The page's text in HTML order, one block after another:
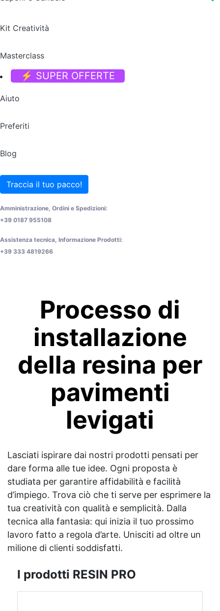
Kit Creatività
Masterclass
⚡ SUPER OFFERTE
Aiuto
Preferiti
Blog
Traccia il tuo pacco!
Amministrazione, Ordini e Spedizioni:
+39 0187 955108
Assistenza tecnica, Informazione Prodotti:
+39 333 4819266
Processo di
installazione
della resina per
pavimenti
levigati
Lasciati ispirare dai nostri prodotti pensati per
dare forma alle tue idee. Ogni proposta è
studiata per garantire affidabilità e facilità
d’impiego. Trova ciò che ti serve per esprimere la
tua creatività con qualità e semplicità. Dalla
tecnica alla fantasia: qui inizia il tuo prossimo
lavoro fatto a regola d’arte. Unisciti ad oltre un
milione di clienti soddisfatti.
I prodotti RESIN PRO